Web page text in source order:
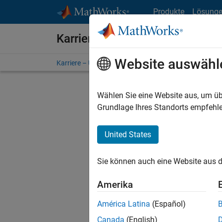
Produkte
Karriere bei MathWorks
Karriere – Übersicht Stellensuche
Stellen
Es
Region
Website
Wählen Sie eine Website aus, um
Grundlage Ihres Standorts
United States
Sie können auch eine Website aus
Amerika
América Latina (Español)
Canada (English)